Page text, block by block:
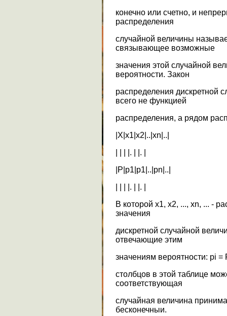
конечно или счетно, и
распределения
случайной величины
связывающее возможные
значения этой случайной
вероятности. Закон
распределения дискретной
всего не функцией
распределения, а рядом
|Х|x1|x2|..|xn|..|
| | | |. | |. |
|P|p1|p1|..|pn|..|
| | | |. | |. |
В которой x1, x2, ..., xn, ... -
значения
дискретной случайной
отвечающие этим
значениям вероятности: pi =
столбцов в этой таблице
соответствующая
случайная величина
бесконечныи.